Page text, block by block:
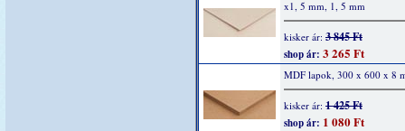
x1, 5 mm, 1, 5 mm
kisker ár: 3 845 Ft
shop ár: 3 265 Ft
MDF lapok, 300 x 600 x 8
kisker ár: 1 425 Ft
shop ár: 1 080 Ft